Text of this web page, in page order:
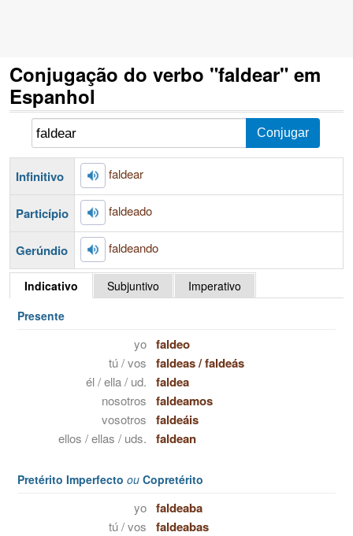
Conjugação do verbo "faldear" em
Espanhol
Infinitivo faldear
Particípio faldeado
Gerúndio faldeando
Indicativo Subjuntivo
Imperativo
Presente
yo faldeo
tú / vos faldeas/faldeás
él / ella / ud. faldea
nosotros faldeamos
vosotros faldeáis
ellos / ellas / uds. faldean
Pretérito Imperfecto ou Copretérito
yo faldeaba
tú / vos faldeabas